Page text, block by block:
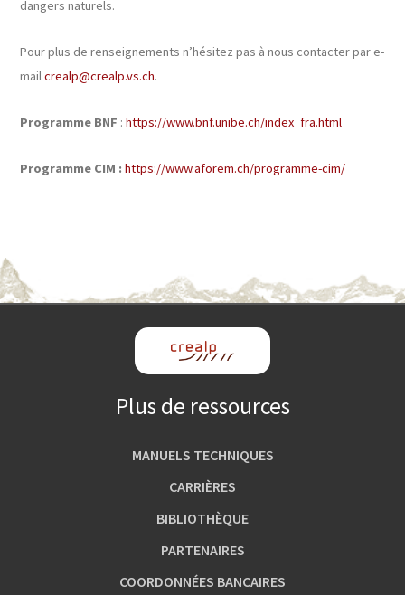
dangers naturels.
Pour plus de renseignements n’hésitez pas à nous contacter par e-
mailcrealp@crealp.vs.ch.
Programme BNF : https://www.bnf.unibe.ch/index_fra.html
Programme CIM : https://www.aforem.ch/programme-cim/
Plus de ressources
MANUELS TECHNIQUES
CARRIÈRES
BIBLIOTHÈQUE
PARTENAIRES
COORDONNÉES BANCAIRES